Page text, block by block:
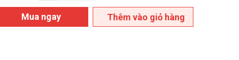
Mua ngay Thêm vào giỏ hàng